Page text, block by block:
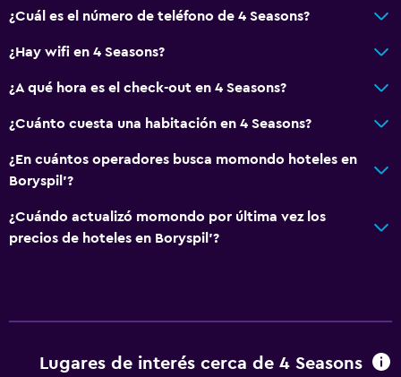
¿Cuál es el número de teléfono de 4 Seasons?
¿Hay wifi en 4 Seasons?
¿A qué hora es el check-out en 4 Seasons?
¿Cuánto cuesta una habitación en 4 Seasons?
¿En cuántos operadores busca momondo hoteles en
Boryspil’?
¿Cuándo actualizó momondo por última vez los
precios de hoteles en Boryspil’?
Lugares de interés cerca de 4 Seasons